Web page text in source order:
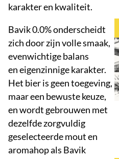
karakter en kwaliteit.
Bavik 0.0% onderscheidt
zich door zijn volle smaak,
evenwichtige balans
en eigenzinnige karakter.
Het bier is geen toegeving,
maar een bewuste keuze,
en wordt gebrouwen met
dezelfde zorgvuldig
geselecteerde mout en
aromahop als Bavik